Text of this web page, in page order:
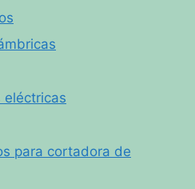
eléctricas
para cortadora de